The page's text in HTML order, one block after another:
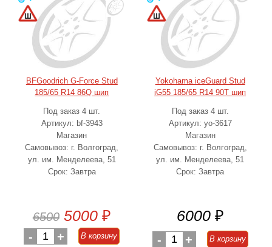
BFGoodrich G-Force Stud
185/65 R14 86Q шип
Под заказ 4 шт.
Артикул: bf-3943
Магазин
Самовывоз: г. Волгоград,
ул. им. Менделеева, 51
Срок: Завтра
6500 5000 ₽
- 1 + В корзину
Yokohama iceGuard Stud
iG55 185/65 R14 90T шип
Под заказ 4 шт.
Артикул: yo-3617
Магазин
Самовывоз: г. Волгоград,
ул. им. Менделеева, 51
Срок: Завтра
6000 ₽
- 1 + В корзину